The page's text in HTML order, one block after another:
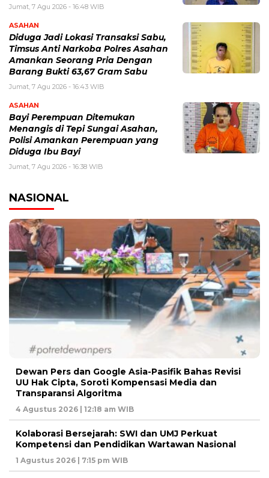
Jumat, 7 Agu 2026 - 16:48 WIB
ASAHAN
Diduga Jadi Lokasi Transaksi Sabu,
Timsus Anti Narkoba Polres Asahan
Amankan Seorang Pria Dengan
Barang Bukti 63,67 Gram Sabu
Jumat, 7 Agu 2026 - 16:43 WIB
ASAHAN
Bayi Perempuan Ditemukan
Menangis di Tepi Sungai Asahan,
Polisi Amankan Perempuan yang
Diduga Ibu Bayi
Jumat, 7 Agu 2026 - 16:38 WIB
NASIONAL
Dewan Pers dan Google Asia-Pasifik Bahas Revisi
UU Hak Cipta, Soroti Kompensasi Media dan
Transparansi Algoritma
4 Agustus 2026 | 12:18 am WIB
Kolaborasi Bersejarah: SWI dan UMJ Perkuat
Kompetensi dan Pendidikan Wartawan Nasional
1 Agustus 2026 | 7:15 pm WIB